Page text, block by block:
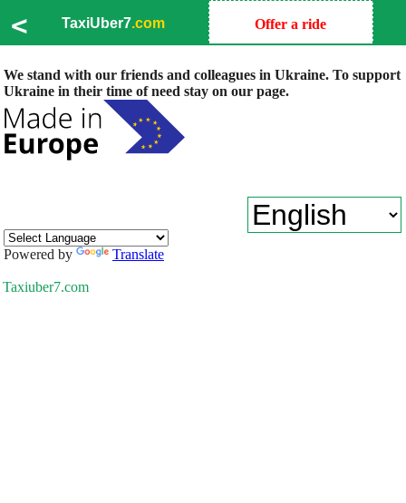
< TaxiUber7.com Offer a ride
We stand with our friends and colleagues in Ukraine. To support
Ukraine in their time of need stay on our page.
Powered by Translate
Taxiuber7.com